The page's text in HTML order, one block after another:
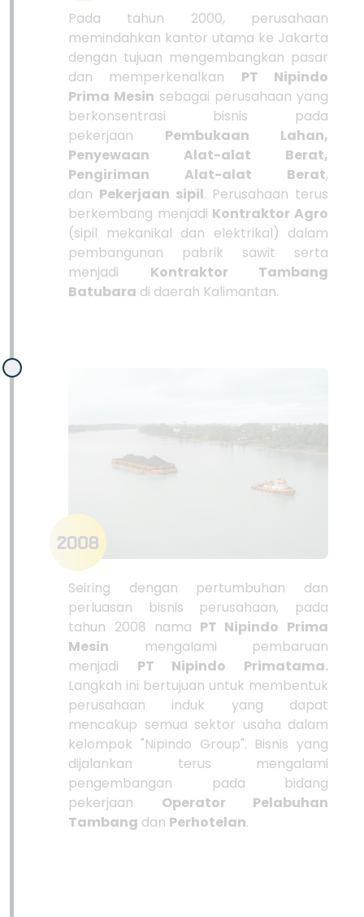
Pada tahun 2000, perusahaan
memindahkan kantor utama ke Jakarta
dengan tujuan mengembangkan pasar
dan memperkenalkan PT Nipindo
Prima Mesin sebagai perusahaan yang
berkonsentrasi bisnis pada
pekerjaan Pembukaan Lahan,
Penyewaan Alat-alat Berat,
Pengiriman Alat-alat Berat,
dan Pekerjaan sipil. Perusahaan terus
berkembang menjadi Kontraktor Agro
(sipil mekanikal dan elektrikal) dalam
pembangunan pabrik sawit serta
menjadi Kontraktor Tambang
Batubara di daerah Kalimantan.
Seiring dengan pertumbuhan dan
perluasan bisnis perusahaan, pada
tahun 2008 nama PT Nipindo Prima
Mesin mengalami pembaruan
menjadi PT Nipindo Primatama.
Langkah ini bertujuan untuk membentuk
perusahaan induk yang dapat
mencakup semua sektor usaha dalam
kelompok "Nipindo Group". Bisnis yang
dijalankan terus mengalami
pengembangan pada bidang
pekerjaan Operator Pelabuhan
Tambang dan Perhotelan.